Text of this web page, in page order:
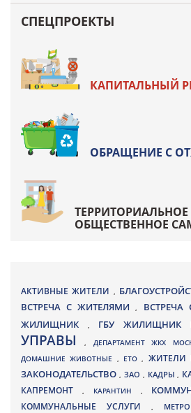
СПЕЦПРОЕКТЫ
КАПИТАЛЬНЫЙ
ОБРАЩЕНИЕ С
ТЕРРИТОРИАЛЬНОЕ
ОБЩЕСТВЕННОЕ
АКТИВНЫЕ ЖИТЕЛИ ,
ВСТРЕЧА С ЖИТЕЛЯМИ, ВСТРЕЧА
ЖИЛИЩНИК
, ГБУ ЖИЛИЩНИК
УПРАВЫ, ДЕПАРТАМЕНТ ЖКХ
ДОМАШНИЕ ЖИВОТНЫЕ , ЕТО, ЖИТЕЛИ
ЗАКОНОДАТЕЛЬСТВО , ЗАО , КАДРЫ,
КАПРЕМОНТ , КАРАНТИН ,
КОММУНАЛЬНЫЕ УСЛУГИ ,